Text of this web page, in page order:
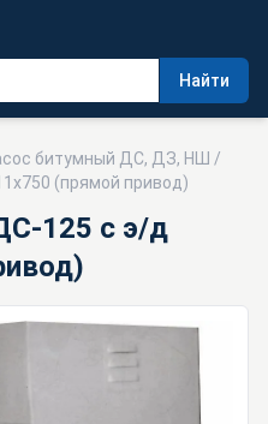
Найти
битумный ДС, ДЗ, НШ
/
(прямой привод)
125 с э/д